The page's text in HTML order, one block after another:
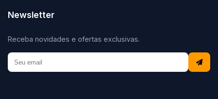
Newsletter
Receba novidades e ofertas exclusivas.